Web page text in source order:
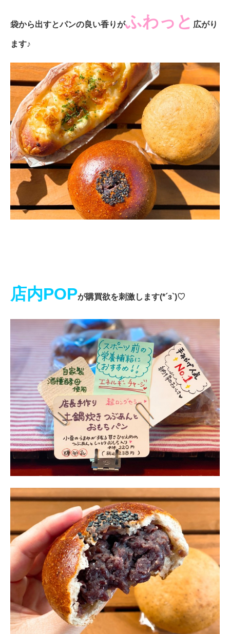
袋から出すとパンの良い香りがふわっと 広がり
ます♪
店内POPが購買欲を刺激します(*´з`)♡